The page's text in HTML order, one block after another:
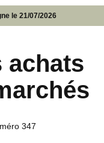
le 21/07/2026
achats
347